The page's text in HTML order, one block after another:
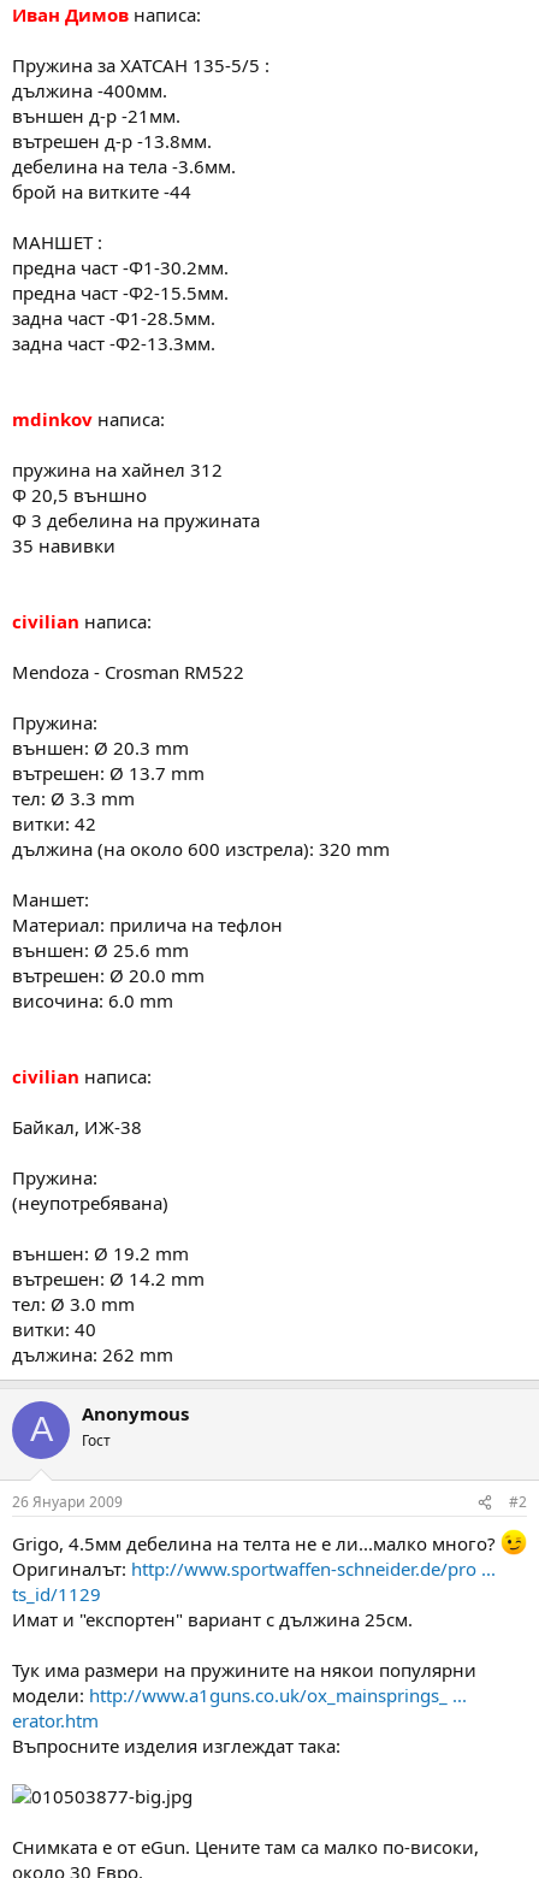
Иван Димов написа:
Пружина за ХАТСАН 135-5/5 :
дължина -400мм.
външен д-р -21мм.
вътрешен д-р -13.8мм.
дебелина на тела -3.6мм.
брой на витките -44
МАНШЕТ :
предна част -Ф1-30.2мм.
предна част -Ф2-15.5мм.
задна част -Ф1-28.5мм.
задна част -Ф2-13.3мм.
mdinkov написа:
пружина на хайнел 312
Ф 20,5 външно
Ф 3 дебелина на пружината
35 навивки
civilian написа:
Mendoza - Crosman RM522
Пружина:
външен: Ø 20.3 mm
вътрешен: Ø 13.7 mm
тел: Ø 3.3 mm
витки: 42
дължина (на около 600 изстрела): 320 mm
Маншет:
Материал: прилича на тефлон
външен: Ø 25.6 mm
вътрешен: Ø 20.0 mm
височина: 6.0 mm
civilian написа:
Байкал, ИЖ-38
Пружина:
(неупотребявана)
външен: Ø 19.2 mm
вътрешен: Ø 14.2 mm
тел: Ø 3.0 mm
витки: 40
дължина: 262 mm
A Anonymous
Гост
26 Януари 2009 #2
Grigo, 4.5мм дебелина на телта не е ли...малко много?
Оригиналът: http://www.sportwaffen-schneider.de/pro ...
ts_id/1129
Имат и "експортен" вариант с дължина 25см.
Тук има размери на пружините на някои популярни
модели: http://www.a1guns.co.uk/ox_mainsprings_ ...
erator.htm
Въпросните изделия изглеждат така:
Снимката е от eGun. Цените там са малко по-високи,
около 30 Евро.